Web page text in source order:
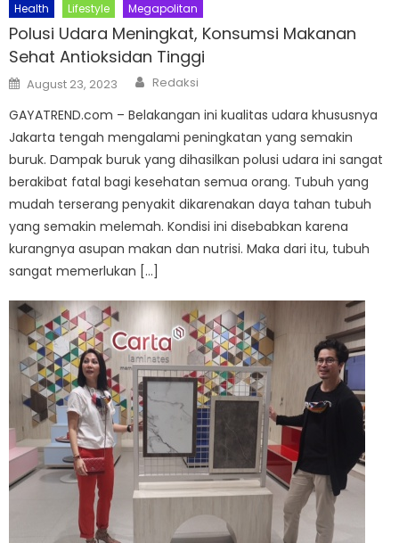
Health Lifestyle Megapolitan
Polusi Udara Meningkat, Konsumsi Makanan
Sehat Antioksidan Tinggi
Posted
on
August 23, 2023 Author
Redaksi
GAYATREND.com – Belakangan ini kualitas udara khususnya
Jakarta tengah mengalami peningkatan yang semakin
buruk. Dampak buruk yang dihasilkan polusi udara ini sangat
berakibat fatal bagi kesehatan semua orang. Tubuh yang
mudah terserang penyakit dikarenakan daya tahan tubuh
yang semakin melemah. Kondisi ini disebabkan karena
kurangnya asupan makan dan nutrisi. Maka dari itu, tubuh
sangat memerlukan […]